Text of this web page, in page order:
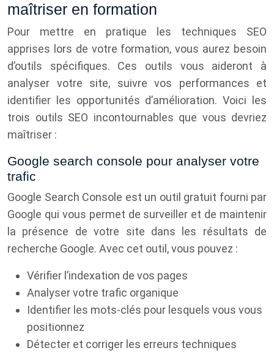
maîtriser en formation
Pour mettre en pratique les techniques SEO
apprises lors de votre formation, vous aurez besoin
d’outils spécifiques. Ces outils vous aideront à
analyser votre site, suivre vos performances et
identifier les opportunités d’amélioration. Voici les
trois outils SEO incontournables que vous devriez
maîtriser :
Google search console pour analyser votre
trafic
Google Search Console est un outil gratuit fourni par
Google qui vous permet de surveiller et de maintenir
la présence de votre site dans les résultats de
recherche Google. Avec cet outil, vous pouvez :
Vérifier l’indexation de vos pages
Analyser votre trafic organique
Identifier les mots-clés pour lesquels vous vous
positionnez
Détecter et corriger les erreurs techniques